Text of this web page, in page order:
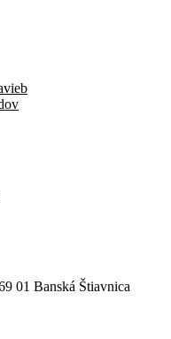
01 Banská Štiavnica